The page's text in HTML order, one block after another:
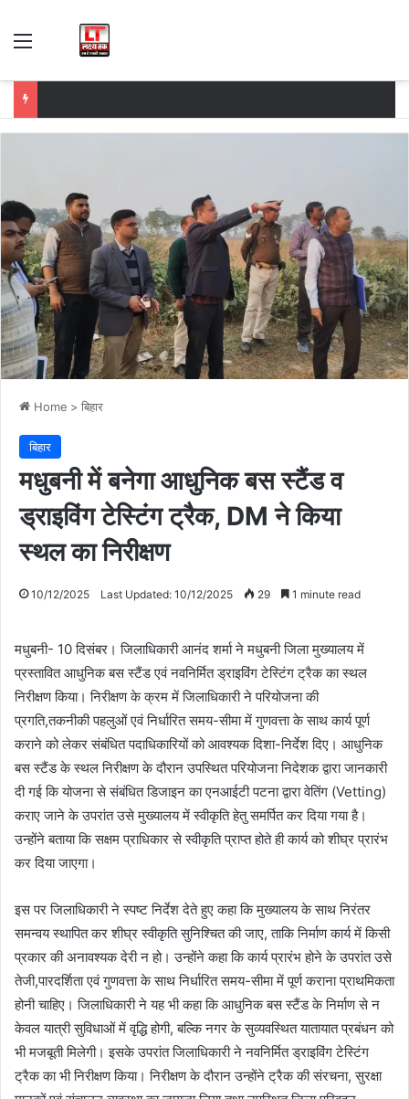
Menu
Home > बिहार
बिहार
मधुबनी में बनेगा आधुनिक बस स्टैंड व
ड्राइविंग टेस्टिंग ट्रैक, DM ने किया
स्थल का निरीक्षण
10/12/2025 Last Updated: 10/12/2025 29 1 minute read
मधुबनी- 10 दिसंबर। जिलाधिकारी आनंद शर्मा ने मधुबनी जिला मुख्यालय में
प्रस्तावित आधुनिक बस स्टैंड एवं नवनिर्मित ड्राइविंग टेस्टिंग ट्रैक का स्थल
निरीक्षण किया। निरीक्षण के क्रम में जिलाधिकारी ने परियोजना की
प्रगति,तकनीकी पहलुओं एवं निर्धारित समय-सीमा में गुणवत्ता के साथ कार्य पूर्ण
कराने को लेकर संबंधित पदाधिकारियों को आवश्यक दिशा-निर्देश दिए। आधुनिक
बस स्टैंड के स्थल निरीक्षण के दौरान उपस्थित परियोजना निदेशक द्वारा जानकारी
दी गई कि योजना से संबंधित डिजाइन का एनआईटी पटना द्वारा वेतिंग (Vetting)
कराए जाने के उपरांत उसे मुख्यालय में स्वीकृति हेतु समर्पित कर दिया गया है।
उन्होंने बताया कि सक्षम प्राधिकार से स्वीकृति प्राप्त होते ही कार्य को शीघ्र प्रारंभ
कर दिया जाएगा।
इस पर जिलाधिकारी ने स्पष्ट निर्देश देते हुए कहा कि मुख्यालय के साथ निरंतर
समन्वय स्थापित कर शीघ्र स्वीकृति सुनिश्चित की जाए, ताकि निर्माण कार्य में किसी
प्रकार की अनावश्यक देरी न हो। उन्होंने कहा कि कार्य प्रारंभ होने के उपरांत उसे
तेजी,पारदर्शिता एवं गुणवत्ता के साथ निर्धारित समय-सीमा में पूर्ण कराना प्राथमिकता
होनी चाहिए। जिलाधिकारी ने यह भी कहा कि आधुनिक बस स्टैंड के निर्माण से न
केवल यात्री सुविधाओं में वृद्धि होगी, बल्कि नगर के सुव्यवस्थित यातायात प्रबंधन को
भी मजबूती मिलेगी। इसके उपरांत जिलाधिकारी ने नवनिर्मित ड्राइविंग टेस्टिंग
ट्रैक का भी निरीक्षण किया। निरीक्षण के दौरान उन्होंने ट्रैक की संरचना, सुरक्षा